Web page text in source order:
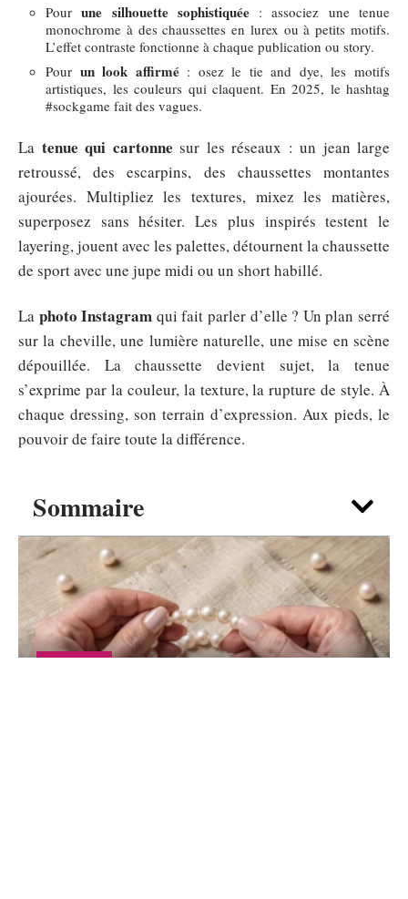
Sommaire
SHOPPING
Pourune silhouette sophistiquée: associez une tenue
monochrome à des chaussettes en lurex ou à petits motifs.
L’effet contraste fonctionne à chaque publication ou story.
Pour un look affirmé: osez le tie and dye, les motifs
artistiques, les couleurs qui claquent. En 2025, le hashtag
#sockgame fait des vagues.
La tenue qui cartonne sur les réseaux : un jean large
retroussé, des escarpins, des chaussettes montantes
ajourées. Multipliez les textures, mixez les matières,
superposez sans hésiter. Les plus inspirés testent le
layering, jouent avec les palettes, détournent la chaussette
de sport avec une jupe midi ou un short habillé.
La photo Instagram qui fait parler d’elle ? Un plan serré
sur la cheville, une lumière naturelle, une mise en scène
dépouillée. La chaussette devient sujet, la tenue
s’exprime par la couleur, la texture, la rupture de style. À
chaque dressing, son terrain d’expression. Aux pieds, le
pouvoir de faire toute la différence.